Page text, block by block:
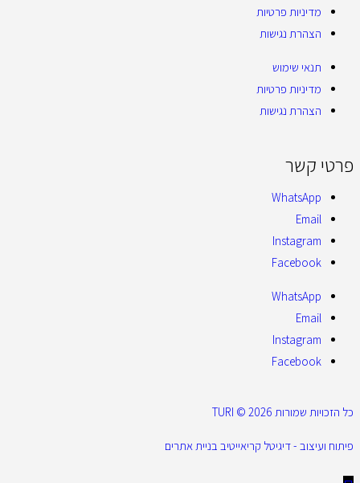
מדיניות פרטיות
הצהרת נגישות
תנאי שימוש
מדיניות פרטיות
הצהרת נגישות
פרטי קשר
WhatsApp
Email
Instagram
Facebook
WhatsApp
Email
Instagram
Facebook
כל הזכויות שמורות 2026 © TURI
פיתוח ועיצוב - דיגיטל קריאייטיב בניית אתרים